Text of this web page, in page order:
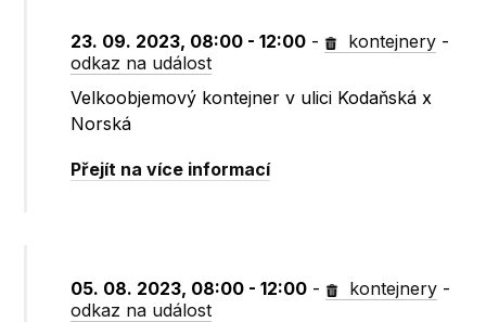
23. 09. 2023, 08:00 - 12:00 - kontejnery -
odkaz na událost
Velkoobjemový kontejner v ulici Kodaňská x
Norská
Přejít na více informací
05. 08. 2023, 08:00 - 12:00 - kontejnery -
odkaz na událost